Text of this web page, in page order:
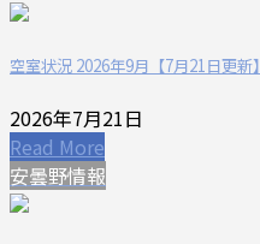
空室状況 2026年9月【7月21日更新】
2026年7月21日
Read More
安曇野情報